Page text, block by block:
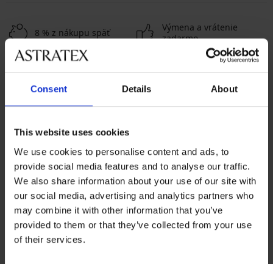
Consent Details About
This website uses cookies
We use cookies to personalise content and ads, to
provide social media features and to analyse our traffic.
We also share information about your use of our site with
our social media, advertising and analytics partners who
may combine it with other information that you’ve
provided to them or that they’ve collected from your use
of their services.
8 % z nákupu späť
Výmena a vrátenie
zadarmo
Výhodné poštovné
Chytrý sprievodca
02 205 703 40
info@astratex.sk
Newsletter
Prihláste sa do newsletteru a získajte